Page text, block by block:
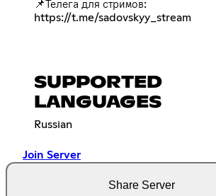
📌Телега для стримов:
https://t.me/sadovskyy_stream
SUPPORTED
LANGUAGES
Russian
Join Server
Share Server